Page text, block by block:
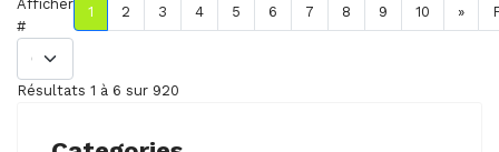
Afficher
#
1 2 3 4 5 6 7 8 9 10 »
Résultats 1 à 6 sur 920